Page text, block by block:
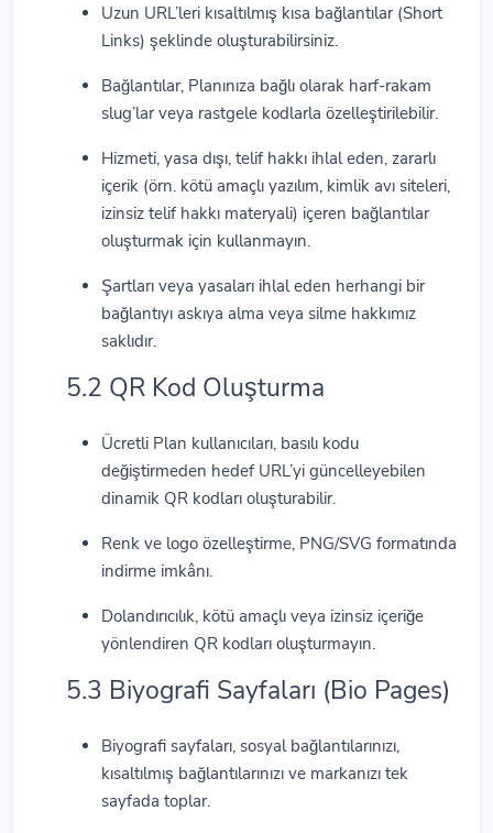
Uzun URL’leri kısaltılmış kısa bağlantılar (Short
Links) şeklinde oluşturabilirsiniz.
Bağlantılar, Planınıza bağlı olarak harf-rakam
slug’lar veya rastgele kodlarla özelleştirilebilir.
Hizmeti, yasa dışı, telif hakkı ihlal eden, zararlı
içerik (örn. kötü amaçlı yazılım, kimlik avı siteleri,
izinsiz telif hakkı materyali) içeren bağlantılar
oluşturmak için kullanmayın.
Şartları veya yasaları ihlal eden herhangi bir
bağlantıyı askıya alma veya silme hakkımız
saklıdır.
5.2 QR Kod Oluşturma
Ücretli Plan kullanıcıları, basılı kodu
değiştirmeden hedef URL’yi güncelleyebilen
dinamik QR kodları oluşturabilir.
Renk ve logo özelleştirme, PNG/SVG formatında
indirme imkânı.
Dolandırıcılık, kötü amaçlı veya izinsiz içeriğe
yönlendiren QR kodları oluşturmayın.
5.3 Biyografi Sayfaları (Bio Pages)
Biyografi sayfaları, sosyal bağlantılarınızı,
kısaltılmış bağlantılarınızı ve markanızı tek
sayfada toplar.